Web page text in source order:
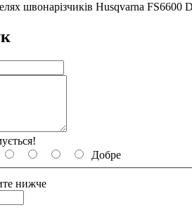
швонарізчиків Husqvarna
Добре
нижче